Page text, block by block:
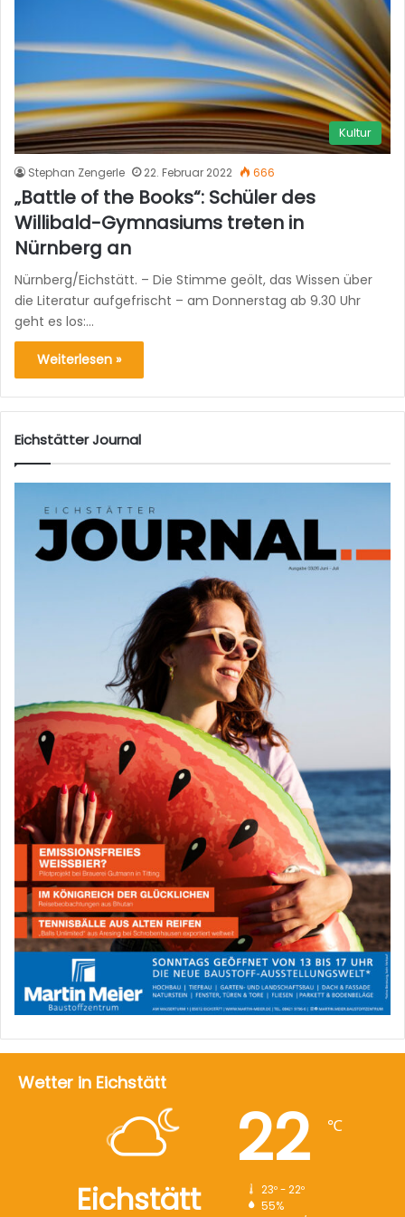
Kultur
Stephan Zengerle 22. Februar 2022 666
„Battle of the Books“: Schüler des
Willibald-Gymnasiums treten in
Nürnberg an
Nürnberg/Eichstätt. – Die Stimme geölt, das Wissen über
die Literatur aufgefrischt – am Donnerstag ab 9.30 Uhr
geht es los:…
Weiterlesen »
Eichstätter Journal
Wetter in Eichstätt
Eichstätt
22 ℃
23º - 22º
55%